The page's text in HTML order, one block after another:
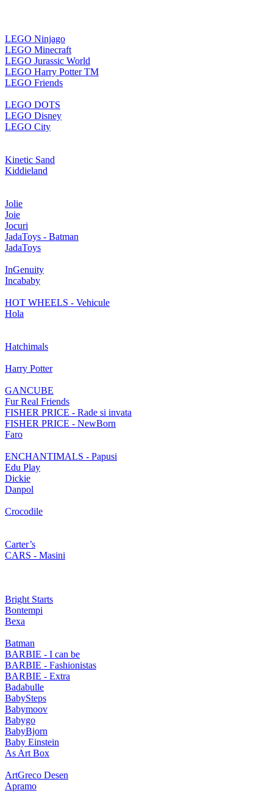
LEGO Ninjago
LEGO Minecraft
LEGO Jurassic World
LEGO Harry Potter TM
LEGO Friends
LEGO DOTS
LEGO Disney
LEGO City
Kinetic Sand
Kiddieland
Jolie
Joie
Jocuri
JadaToys - Batman
JadaToys
InGenuity
Incababy
HOT WHEELS - Vehicule
Hola
Hatchimals
Harry Potter
GANCUBE
Fur Real Friends
FISHER PRICE - Rade si invata
FISHER PRICE - NewBorn
Faro
ENCHANTIMALS - Papusi
Edu Play
Dickie
Danpol
Crocodile
Carter’s
CARS - Masini
Bright Starts
Bontempi
Bexa
Batman
BARBIE - I can be
BARBIE - Fashionistas
BARBIE - Extra
Badabulle
BabySteps
Babymoov
Babygo
BabyBjorn
Baby Einstein
As Art Box
ArtGreco Desen
Apramo